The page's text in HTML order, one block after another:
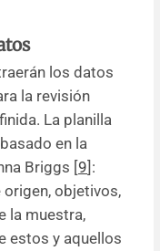
los datos
la revisión
La planilla
en la
Briggs [9]:
origen, objetivos,
la muestra,
estos y aquellos